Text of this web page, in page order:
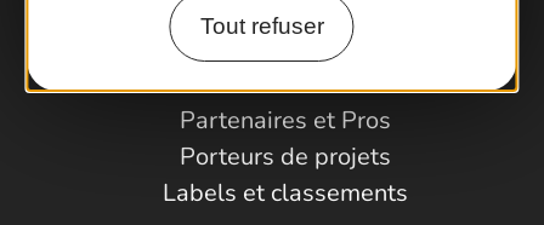
Tout refuser
Espace Pro
Observatoire
Partenaires et Pros
Porteurs de projets
Labels et classements